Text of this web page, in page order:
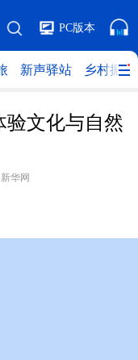
PC版本
新声驿站 乡村振兴
文化与自然
新华网